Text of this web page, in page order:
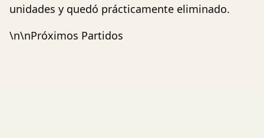
unidades y quedó prácticamente eliminado.
\n\nPróximos Partidos